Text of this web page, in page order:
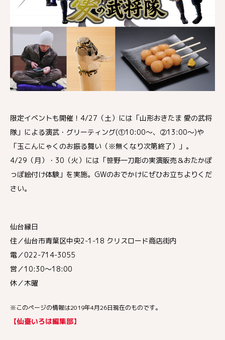
限定イベントも開催！4/27（土）には「山形おきたま 愛の武将
隊」による演武・グリーティング(①10:00～、②13:00～)や
「玉こんにゃくのお振る舞い（※無くなり次第終了）」。
4/29（月）・30（火）には「笹野一刀彫の実演販売＆おたかぽ
っぽ絵付け体験」を実施。GWのおでかけにぜひお立ちよりくだ
さい。
仙台縁日
住／仙台市青葉区中央2-1-18 クリスロード商店街内
電／022-714-3055
営／10:30～18:00
休／木曜
※このページの情報は2019年4月26日現在のものです。
【仙臺いろは編集部】